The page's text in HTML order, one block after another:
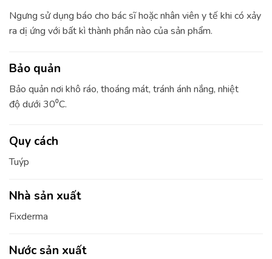
Ngưng sử dụng báo cho bác sĩ hoặc nhân viên y tế khi có xảy
ra dị ứng với bất kì thành phần nào của sản phẩm.
Bảo quản
Bảo quản nơi khô ráo, thoáng mát, tránh ánh nắng, nhiệt
độ dưới 30⁰C.
Quy cách
Tuýp
Nhà sản xuất
Fixderma
Nước sản xuất